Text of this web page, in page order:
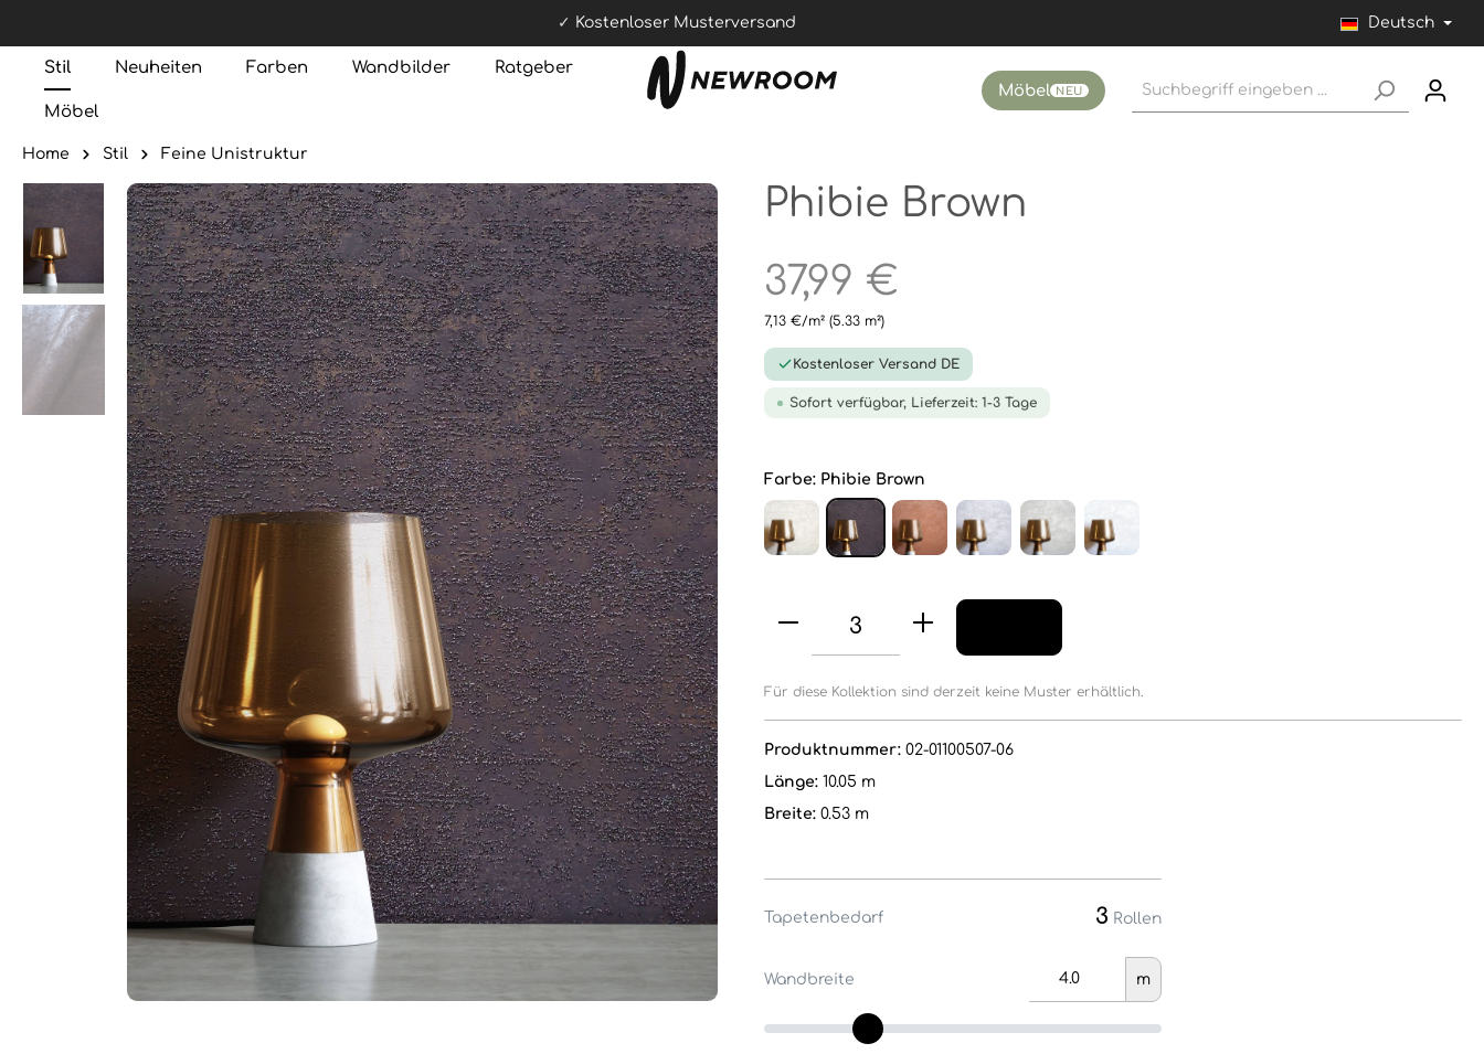
Kostenloser Musterversand Deutsch
Stil Neuheiten Farben Wandbilder Ratgeber
Möbel
Möbel NEU
Home Stil Feine Unistruktur
Phibie Brown
37,99 €
7,13 €/m² (5.33 m²)
Kostenloser Versand DE
Sofort verfügbar, Lieferzeit: 1-3 Tage
Farbe: Phibie Brown
Für diese Kollektion sind derzeit keine Muster erhältlich.
Produktnummer: 02-01100507-06
Länge: 10.05 m
Breite: 0.53 m
Tapetenbedarf 3 Rollen
Wandbreite m